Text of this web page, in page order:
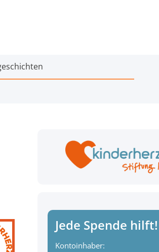
Jede Spende hilft!
Kontoinhaber: